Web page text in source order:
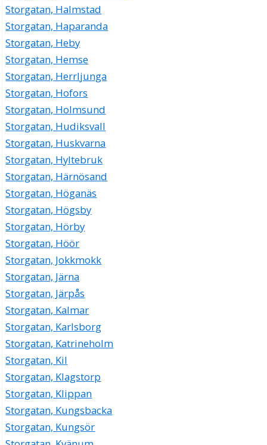
Storgatan, Halmstad
Storgatan, Haparanda
Storgatan, Heby
Storgatan, Hemse
Storgatan, Herrljunga
Storgatan, Hofors
Storgatan, Holmsund
Storgatan, Hudiksvall
Storgatan, Huskvarna
Storgatan, Hyltebruk
Storgatan, Härnösand
Storgatan, Höganäs
Storgatan, Högsby
Storgatan, Hörby
Storgatan, Höör
Storgatan, Jokkmokk
Storgatan, Järna
Storgatan, Järpås
Storgatan, Kalmar
Storgatan, Karlsborg
Storgatan, Katrineholm
Storgatan, Kil
Storgatan, Klagstorp
Storgatan, Klippan
Storgatan, Kungsbacka
Storgatan, Kungsör